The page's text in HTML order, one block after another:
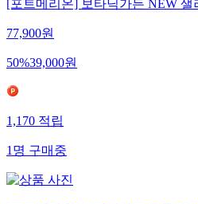
[포트메리온] 보타닉가든 NEW 샐
77,900원
50%39,000원
1,170적립
1명구매중